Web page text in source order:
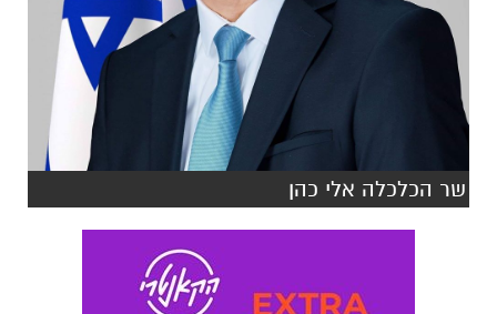
שר הכלכלה אלי כהן